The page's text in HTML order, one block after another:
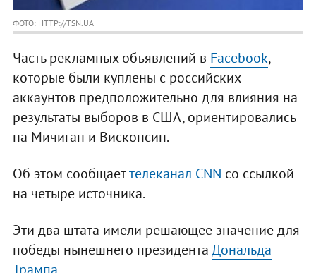
ФОТО: HTTP://TSN.UA
Часть рекламных объявлений в Facebook,
которые были куплены с российских
аккаунтов предположительно для влияния на
результаты выборов в США, ориентировались
на Мичиган и Висконсин.
Об этом сообщаеттелеканал CNN со ссылкой
на четыре источника.
Эти два штата имели решающее значение для
победы нынешнего президентаДональда